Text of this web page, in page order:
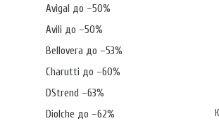
Avigal до –50%
Avili до –50%
Bellovera до –53%
Charutti до –60%
DStrend –63%
Diolche до –62%